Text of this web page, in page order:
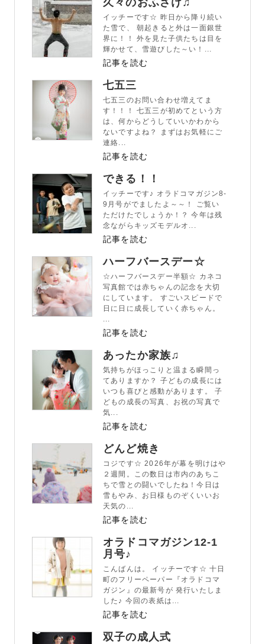
イッチーです☆ 昨日から降り続い
た雪で、 朝起きると外は一面銀世
界に！！ 外を見た子供たちは目を
輝かせて、雪遊びした～い！...
記事を読む
七五三
七五三のお問い合わせ増えてま
す！！！ 七五三が初めてという方
は、何からどうしていいかわから
ないですよね？ まずはお気軽にご
連絡...
記事を読む
できる！！
イッチーです♪ オラドコマガジン8-
9月号がでましたよ～～！ ご覧い
ただけたでしょうか！？ 今年は残
念ながらキッズモデルオ...
記事を読む
ハーフバースデー☆
☆ハーフバースデー半額☆ カネコ
写真館では赤ちゃんの記念を大切
にしています。 すごいスピードで
日に日に成長していく赤ちゃん。
記事を読む
あったか家族♫
気持ちがほっこりと温まる瞬間っ
てありますか？ 子どもの成長には
いつも喜びと感動があります。 子
どもの成長の写真、お祝の写真で
気...
記事を読む
どんど焼き
コジです☆ 2026年が幕を明けはや
２週間。この数日は市内のあちこ
ちで雪との闘いでしたね！今日は
雪もやみ、お日様ものぞくいいお
天気の...
記事を読む
オラドコマガジン12-1
月号♪
こんばんは。 イッチーです☆ 十日
町のフリーペーパー『オラドコマ
ガジン』の最新号が 発行いたしま
した♪ 今回の表紙は...
記事を読む
双子の成人式